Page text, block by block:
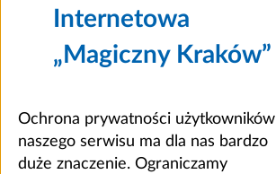
Internetowa
„Magiczny Kraków”
Ochrona prywatności użytkowników
naszego serwisu ma dla nas bardzo
duże znaczenie. Ograniczamy